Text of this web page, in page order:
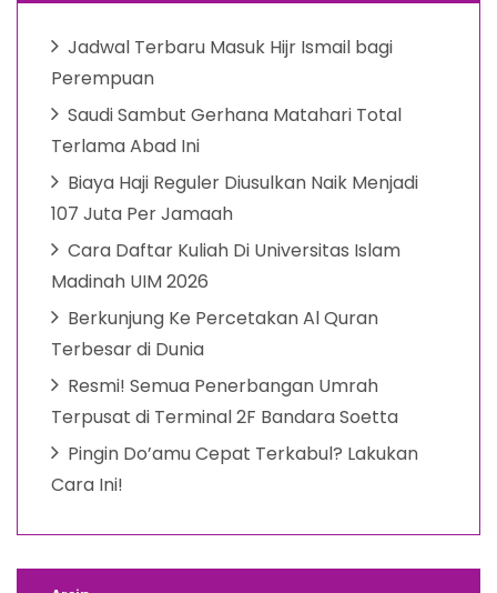
Jadwal Terbaru Masuk Hijr Ismail bagi
Perempuan
Saudi Sambut Gerhana Matahari Total
Terlama Abad Ini
Biaya Haji Reguler Diusulkan Naik Menjadi
107 Juta Per Jamaah
Cara Daftar Kuliah Di Universitas Islam
Madinah UIM 2026
Berkunjung Ke Percetakan Al Quran
Terbesar di Dunia
Resmi! Semua Penerbangan Umrah
Terpusat di Terminal 2F Bandara Soetta
Pingin Do’amu Cepat Terkabul? Lakukan
Cara Ini!